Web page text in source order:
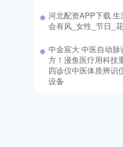
河北配资APP下载
会有风_女性_节日_
中金宸大 中医自动
方！漫鱼医疗用科技
四诊仪中医体质辨识
设备